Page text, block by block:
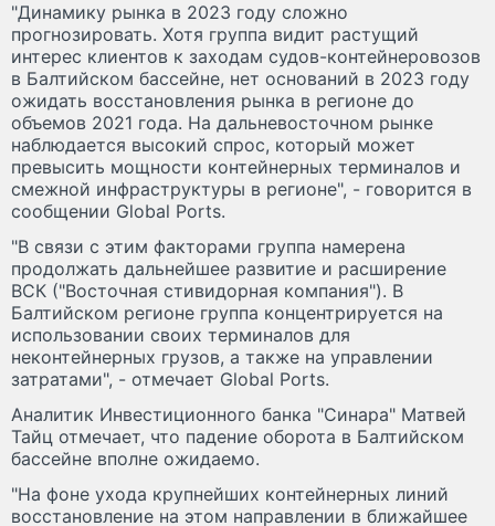
"Динамику рынка в 2023 году сложно
прогнозировать. Хотя группа видит растущий
интерес клиентов к заходам судов-контейнеровозов
в Балтийском бассейне, нет оснований в 2023 году
ожидать восстановления рынка в регионе до
объемов 2021 года. На дальневосточном рынке
наблюдается высокий спрос, который может
превысить мощности контейнерных терминалов и
смежной инфраструктуры в регионе", - говорится в
сообщении Global Ports.
"В связи с этим факторами группа намерена
продолжать дальнейшее развитие и расширение
ВСК ("Восточная стивидорная компания"). В
Балтийском регионе группа концентрируется на
использовании своих терминалов для
неконтейнерных грузов, а также на управлении
затратами", - отмечает Global Ports.
Аналитик Инвестиционного банка "Синара" Матвей
Тайц отмечает, что падение оборота в Балтийском
бассейне вполне ожидаемо.
"На фоне ухода крупнейших контейнерных линий
восстановление на этом направлении в ближайшее